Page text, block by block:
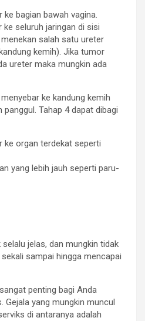
bagian bawah vagina.
ke seluruh jaringan di sisi
salah satu ureter
kemih). Jika tumor
ureter maka mungkin ada
ke kandung kemih
Tahap 4 dapat dibagi
ke organ terdekat seperti
yang lebih jauh seperti paru-
jelas, dan mungkin tidak
sampai hingga mencapai
penting bagi Anda
Gejala yang mungkin muncul
di antaranya adalah